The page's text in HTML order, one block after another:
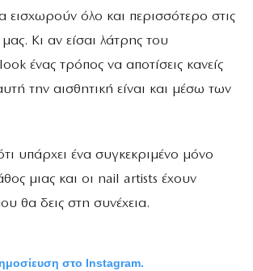
εισχωρούν όλο και περισσότερο στις
Κι αν είσαι λάτρης του
ένας τρόπος να αποτίσεις κανείς
την αισθητική είναι και μέσω των
υπάρχει ένα συγκεκριμένο μόνο
μιας και οι nail artists έχουν
θα δεις στη συνέχεια.
στο Instagram.